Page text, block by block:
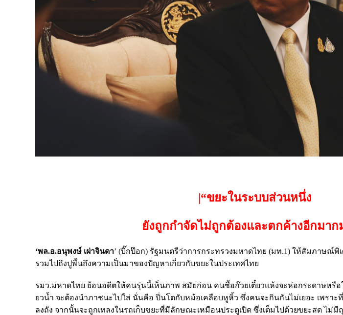
|“ขยะในระบบส่วนหนึ่ง
ยังถูกกำจัดไม่ถูกต้องและตกค้างอีกมาก
‘พล.อ.อนุพงษ์ เผ่าจินดา’ (บิ๊กป๊อก) รัฐมนตรีว่าการกระทรวงมหาดไทย (มท.1) ให้สัมภาษณ์พิ
รวมไปถึงปูพื้นถึงความเป็นมาของปัญหาเกี่ยวกับขยะในประเทศไทย
รมว.มหาดไทย ย้อนอดีตให้คนรุ่นนี้เห็นภาพ สมัยก่อน คนซื้อก๊วยเตี๋ยวแห้งจะห่อกระดาษหรือ
ยวน้ำ จะต้องนำภาชนะไปใส่ นั่นคือ ปิ่นโตกับหม้อเคลือบหูหิ้ว ซึ่งคนจะกินกันไม่เยอะ เพราะ
ลงถัง จากนั้นจะถูกเทลงในรถเก็บขยะที่มีลักษณะเหมือนประตูเปิด ซึ่งเต็มไปด้วยขยะสด ไม่